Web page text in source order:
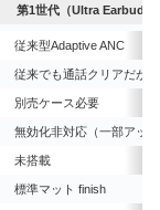
第1世代（Ultra Earbuds
従来型Adaptive ANC
従来でも通話クリアだが
別売ケース必要
無効化非対応（一部アッ
未搭載
標準マット finish